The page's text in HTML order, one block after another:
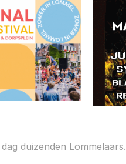
duizenden Lommelaars.